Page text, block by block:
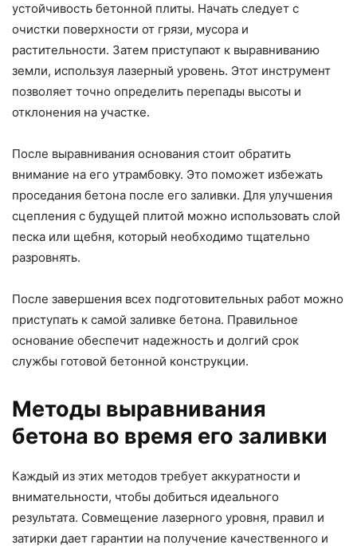
устойчивость бетонной плиты. Начать следует с
очистки поверхности от грязи, мусора и
растительности. Затем приступают к выравниванию
земли, используя лазерный уровень. Этот инструмент
позволяет точно определить перепады высоты и
отклонения на участке.
После выравнивания основания стоит обратить
внимание на его утрамбовку. Это поможет избежать
проседания бетона после его заливки. Для улучшения
сцепления с будущей плитой можно использовать слой
песка или щебня, который необходимо тщательно
разровнять.
После завершения всех подготовительных работ можно
приступать к самой заливке бетона. Правильное
основание обеспечит надежность и долгий срок
службы готовой бетонной конструкции.
Методы выравнивания
бетона во время его заливки
Каждый из этих методов требует аккуратности и
внимательности, чтобы добиться идеального
результата. Совмещение лазерного уровня, правил и
затирки дает гарантии на получение качественного и